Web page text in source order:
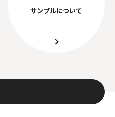
サンプルについて